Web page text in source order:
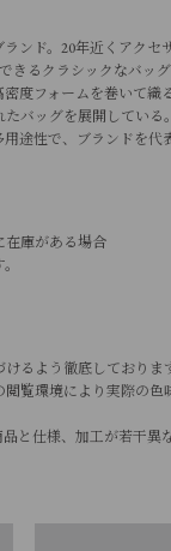
ンド。20年近くアクセ
きるクラシックなバッ
度フォームを巻いて織
バッグを展開している
途性で、ブランドを代
庫がある場合
るよう徹底しておりま
覧環境により実際の色
と仕様、加工が若干異